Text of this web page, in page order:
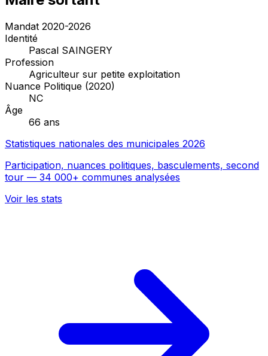
Mandat 2020-2026
Identité
Pascal SAINGERY
Profession
Agriculteur sur petite exploitation
Nuance Politique (2020)
NC
Âge
66 ans
Statistiques nationales des municipales 2026
Participation, nuances politiques, basculements, second
tour — 34 000+ communes analysées
Voir les stats